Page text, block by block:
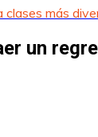
clases más
un